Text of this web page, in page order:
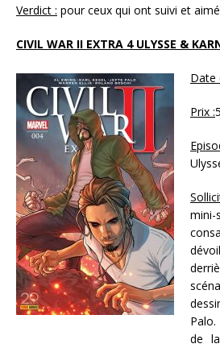
Verdict : pour ceux qui ont suivi et
CIVIL WAR II EXTRA 4 ULYSSE &
Date
Prix :
de